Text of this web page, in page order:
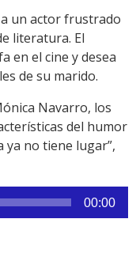
un actor frustrado
literatura. El
en el cine y desea
de su marido.
Navarro, los
del humor
ya no tiene lugar”,
00:00